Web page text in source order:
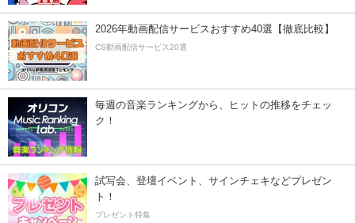
2026年動画配信サービスおすすめ40選【徹底比較】
CS動画配信サービス20選
毎週の音楽ランキングから、ヒットの推移をチェッ
ク！
試写会、登壇イベント、サインチェキなどプレゼン
ト！
プレゼント特集